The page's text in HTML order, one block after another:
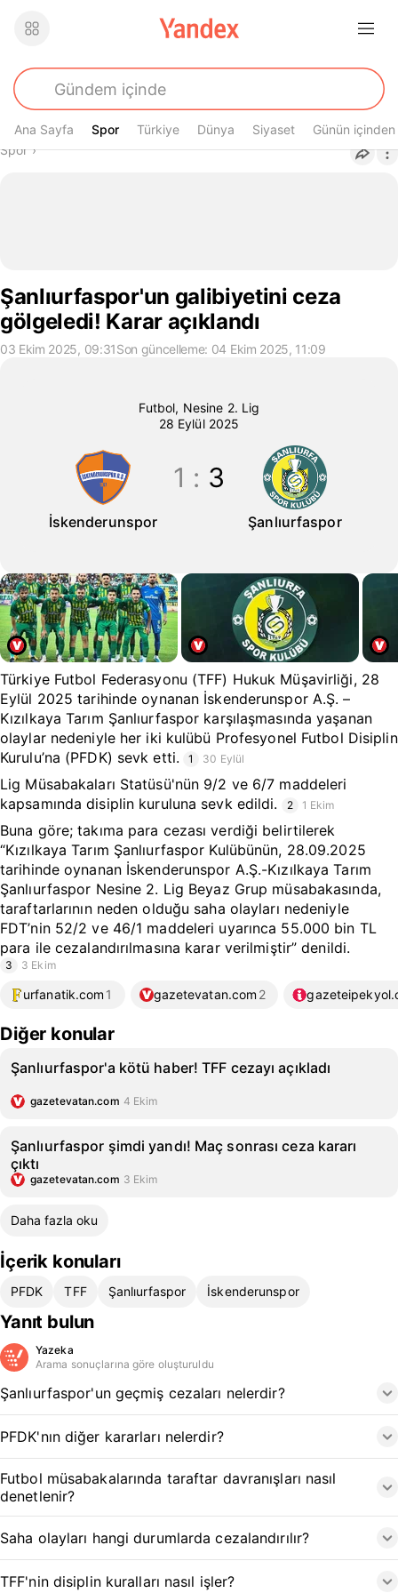
Ana Sayfa Spor
Spor Türkiye Dünya Siyaset Günün içinden
Buradasın
Spor›
Şanlıurfaspor'un galibiyetini ceza
gölgeledi! Karar açıklandı
03 Ekim 2025, 09:31Son güncelleme: 04 Ekim 2025, 11:09
İskenderunspor-Şanlıurfaspor
Futbol, Nesine 2. Lig
28 Eylül 2025
İskenderunspor
1 : 3
Şanlıurfaspor
Türkiye Futbol Federasyonu (TFF) Hukuk Müşavirliği, 28
Eylül 2025 tarihinde oynanan İskenderunspor A.Ş. –
Kızılkaya Tarım Şanlıurfaspor karşılaşmasında yaşanan
olaylar nedeniyle her iki kulübü Profesyonel Futbol Disiplin
Kurulu’na (PFDK) sevk etti.
1 30 Eylül
Lig Müsabakaları Statüsü'nün 9/2 ve 6/7 maddeleri
kapsamında disiplin kuruluna sevk edildi.
2 1 Ekim
Buna göre; takıma para cezası verdiği belirtilerek
“Kızılkaya Tarım Şanlıurfaspor Kulübünün, 28.09.2025
tarihinde oynanan İskenderunspor A.Ş.-Kızılkaya Tarım
Şanlıurfaspor Nesine 2. Lig Beyaz Grup müsabakasında,
taraftarlarının neden olduğu saha olayları nedeniyle
FDT’nin 52/2 ve 46/1 maddeleri uyarınca 55.000 bin TL
para ile cezalandırılmasına karar verilmiştir” denildi.
3 3 Ekim
urfanatik.com 1 gazetevatan.com 2
Diğer konular
Şanlıurfaspor'a kötü haber! TFF cezayı açıkladı
gazetevatan.com 4 Ekim
Şanlıurfaspor şimdi yandı! Maç sonrası ceza kararı
çıktı
gazetevatan.com 3 Ekim
Daha fazla oku
İçerik konuları
PFDK TFF Şanlıurfaspor İskenderunspor
Yanıt bulun
Yazeka
Arama sonuçlarına göre oluşturuldu
Şanlıurfaspor'un geçmiş cezaları nelerdir?
PFDK'nın diğer kararları nelerdir?
Futbol müsabakalarında taraftar davranışları nasıl
denetlenir?
Saha olayları hangi durumlarda cezalandırılır?
TFF'nin disiplin kuralları nasıl işler?